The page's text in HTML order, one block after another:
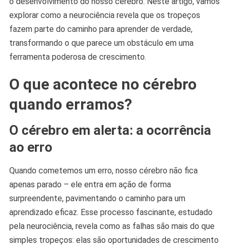
explorar como a neurociência revela que os tropeços
fazem parte do caminho para aprender de verdade,
transformando o que parece um obstáculo em uma
ferramenta poderosa de crescimento.
O que acontece no cérebro
quando erramos?
O cérebro em alerta: a ocorrência
ao erro
Quando cometemos um erro, nosso cérebro não fica
apenas parado – ele entra em ação de forma
surpreendente, pavimentando o caminho para um
aprendizado eficaz. Esse processo fascinante, estudado
pela neurociência, revela como as falhas são mais do que
simples tropeços: elas são oportunidades de crescimento